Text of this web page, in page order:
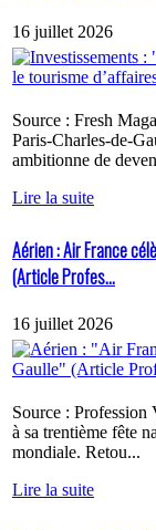
16 juillet 2026
Source : Fresh
Paris-Charles-de-
ambitionne de
Lire la suite
Aérien : Air France
(Article Profes...
16 juillet 2026
Source : Profession
à sa trentième fête
mondiale. Retou...
Lire la suite